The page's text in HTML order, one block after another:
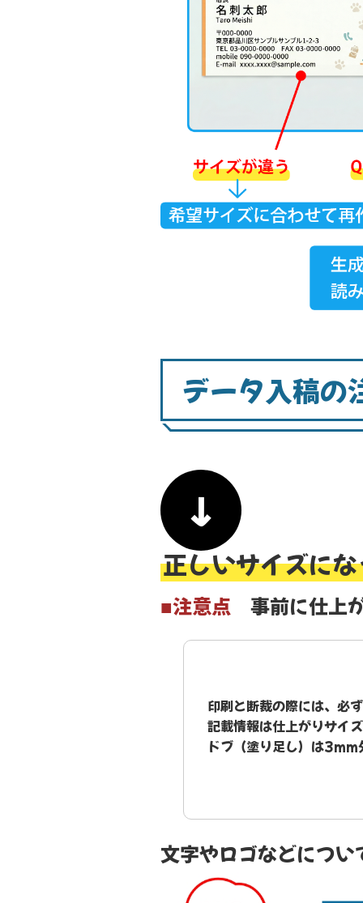
データ入稿の
↓
正しいサイズに
■注意点 事前に仕上
印刷と断裁の際には、必
記載情報は仕上がりサイ
ドブ（塗り足し）は
文字やロゴなどについ